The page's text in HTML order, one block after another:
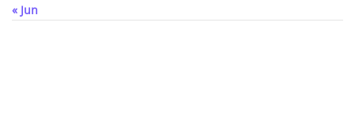
« Jun